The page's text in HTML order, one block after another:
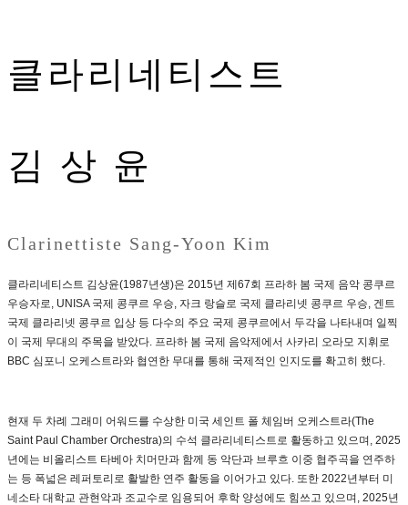
클라리네티스트
김 상 윤
Clarinettiste Sang-Yoon Kim
클라리네티스트 김상윤(1987년생)은 2015년 제67회 프라하 봄 국제 음악 콩쿠르
우승자로, UNISA 국제 콩쿠르 우승, 자크 랑슬로 국제 클라리넷 콩쿠르 우승, 겐트
국제 클라리넷 콩쿠르 입상 등 다수의 주요 국제 콩쿠르에서 두각을 나타내며 일찍
이 국제 무대의 주목을 받았다. 프라하 봄 국제 음악제에서 사카리 오라모 지휘로
BBC 심포니 오케스트라와 협연한 무대를 통해 국제적인 인지도를 확고히 했다.
현재 두 차례 그래미 어워드를 수상한 미국 세인트 폴 체임버 오케스트라(The
Saint Paul Chamber Orchestra)의 수석 클라리네티스트로 활동하고 있으며, 2025
년에는 비올리스트 타베아 치머만과 함께 동 악단과 브루흐 이중 협주곡을 연주하
는 등 폭넓은 레퍼토리로 활발한 연주 활동을 이어가고 있다. 또한 2022년부터 미
네소타 대학교 관현악과 조교수로 임용되어 후학 양성에도 힘쓰고 있으며, 2025년